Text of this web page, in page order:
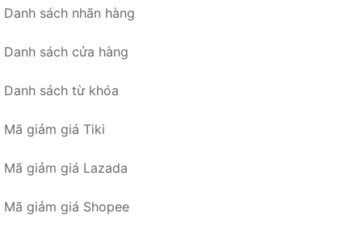
Danh sách nhãn hàng
Danh sách cửa hàng
Danh sách từ khóa
Mã giảm giá Tiki
Mã giảm giá Lazada
Mã giảm giá Shopee